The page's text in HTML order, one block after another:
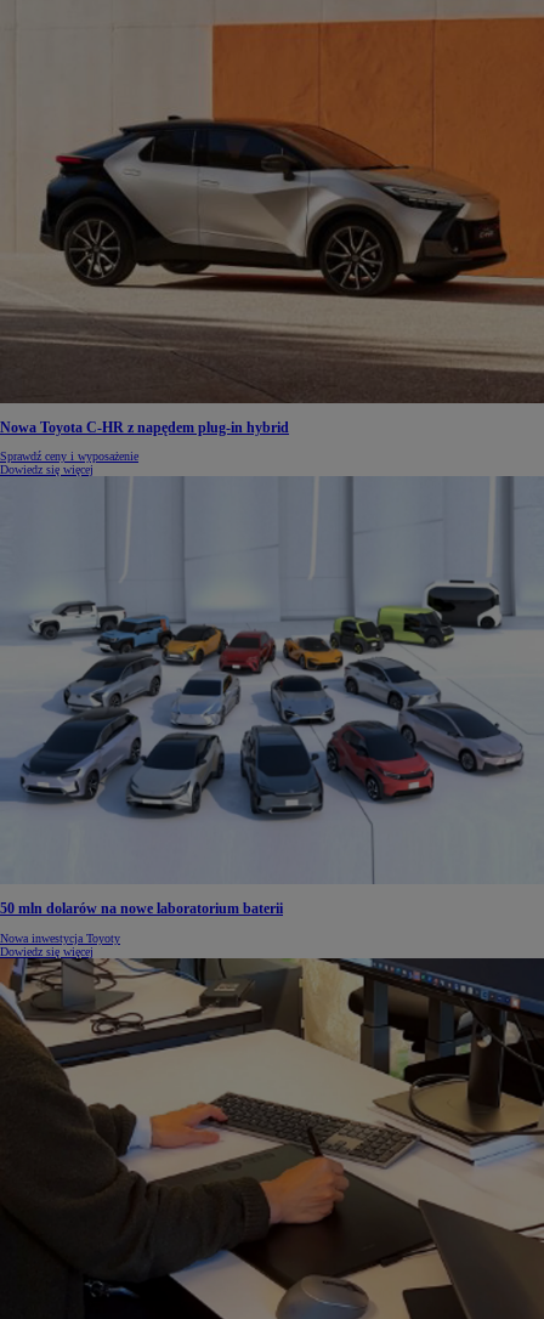
Nowa Toyota C-HR z napędem plug-in hybrid
Sprawdź ceny i wyposażenie
Dowiedz się więcej
50 mln dolarów na nowe laboratorium baterii
Nowa inwestycja Toyoty
Dowiedz się więcej